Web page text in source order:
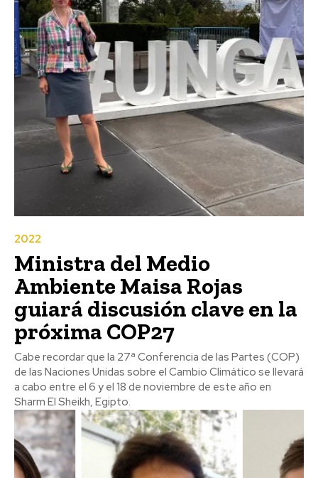
2022
Ministra del Medio
Ambiente Maisa Rojas
guiará discusión clave en la
próxima COP27
Cabe recordar que la 27ª Conferencia de las Partes (COP)
de las Naciones Unidas sobre el Cambio Climático se llevará
a cabo entre el 6 y el 18 de noviembre de este año en
Sharm El Sheikh, Egipto.